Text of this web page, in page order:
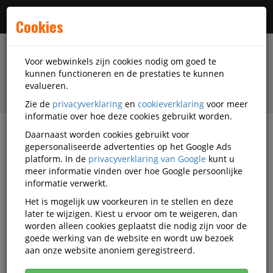
filter
Accessoires Game accessoires Controllers
Controllers
Populariteit
Cookies
Voor webwinkels zijn cookies nodig om goed te
kunnen functioneren en de prestaties te kunnen
evalueren.
Zie de privacyverklaring en cookieverklaring voor meer
informatie over hoe deze cookies gebruikt worden.
Daarnaast worden cookies gebruikt voor
gepersonaliseerde advertenties op het Google Ads
platform. In de privacyverklaring van Google kunt u
meer informatie vinden over hoe Google persoonlijke
informatie verwerkt.
Het is mogelijk uw voorkeuren in te stellen en deze
later te wijzigen. Kiest u ervoor om te weigeren, dan
worden alleen cookies geplaatst die nodig zijn voor de
goede werking van de website en wordt uw bezoek
aan onze website anoniem geregistreerd.